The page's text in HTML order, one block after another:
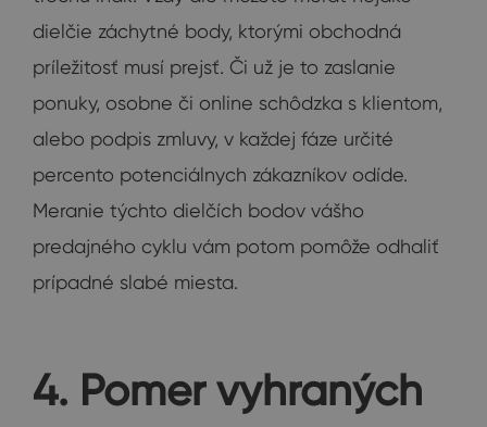
dielčie záchytné body, ktorými obchodná
príležitosť musí prejsť. Či už je to zaslanie
ponuky, osobne či online schôdzka s klientom,
alebo podpis zmluvy, v každej fáze určité
percento potenciálnych zákazníkov odíde.
Meranie týchto dielčích bodov vášho
predajného cyklu vám potom pomôže odhaliť
prípadné slabé miesta.
4. Pomer vyhraných